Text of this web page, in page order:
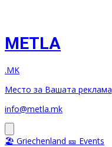
METLA
.MK
Место за Вашата реклама
info@metla.mk
🏖️ Griechenland 🎫 Events